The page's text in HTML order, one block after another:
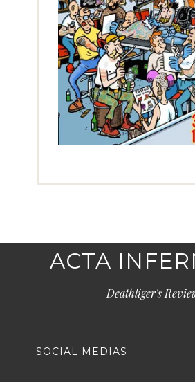
ACTA
Deathliger's
SOCIAL MEDIAS